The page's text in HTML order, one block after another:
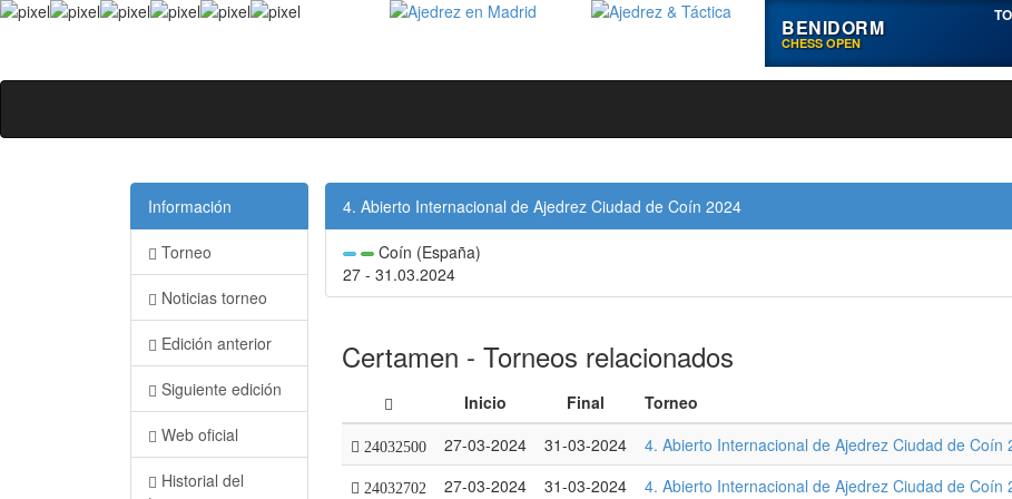
BENIDORM
CHESS OPEN
Información
Torneo
Noticias torneo
Edición anterior
Siguiente edición
Web oficial
Historial del
4. Abierto Internacional de Ajedrez Ciudad de Coín 2024
Coín (España)
27 - 31.03.2024
Certamen - Torneos relacionados
Inicio Final Torneo
24032500 27-03-2024 31-03-2024 4. Abierto Internacional de Ajedrez Ciudad de Coín
24032702 27-03-2024 31-03-2024
4. Abierto Internacional de Ajedrez Ciudad de Coín